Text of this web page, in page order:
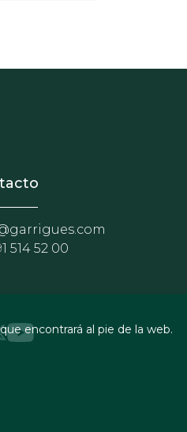
514 52 00
encontrará al pie de la web.